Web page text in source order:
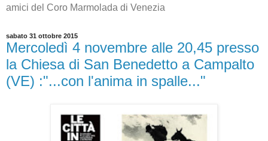
amici del Coro Marmolada di Venezia
sabato 31 ottobre 2015
Mercoledì 4 novembre alle 20,45 presso
la Chiesa di San Benedetto a Campalto
(VE) :"...con l'anima in spalle..."